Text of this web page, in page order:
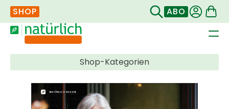
SHOP ABO